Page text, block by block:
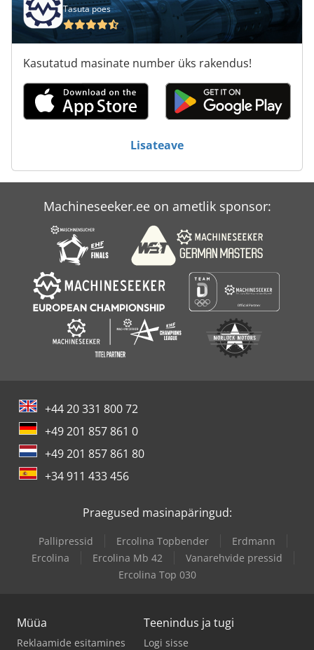
Caterpillar 416 E
Caterpillar 973
Caterpillar C 12
Caterpillar C 18
Caterpillar It 12
Caterpillar It 14 G
Caterpillar It 28
Tasuta poes
Kasutatud masinate number üks rakendus!
Lisateave
Machineseeker.ee on ametlik sponsor:
+44 20 331 800 72
+49 201 857 861 0
+49 201 857 861 80
+34 911 433 456
Praegused masinapäringud:
Pallipressid Ercolina Topbender
Erdmann
Ercolina
Ercolina Mb 42
Vanarehvide pressid
Ercolina Top 030
Müüa
Reklaamide esitamines
Teenindus ja tugi
Logi sisse